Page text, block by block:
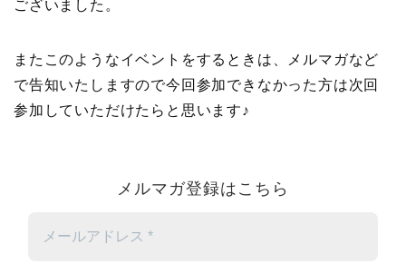
ございました。
またこのようなイベントをするときは、メルマガなど
で告知いたしますので今回参加できなかった方は次回
参加していただけたらと思います♪
メルマガ登録はこちら
ー